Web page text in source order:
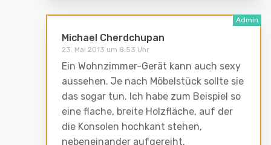
Michael Cherdchupan
23. Mai 2013 um 8:53 Uhr
Ein Wohnzimmer-Gerät kann auch sexy
aussehen. Je nach Möbelstück sollte sie
das sogar tun. Ich habe zum Beispiel so
eine flache, breite Holzfläche, auf der
die Konsolen hochkant stehen,
nebeneinander aufgereiht.